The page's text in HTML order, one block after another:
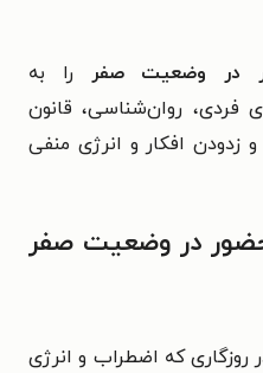
در وضعیت صفر
را به
فردی، روان‌شناسی، قانون
زدودن افکار و انرژی منفی
در وضعیت صفر
که اضطراب و انرژی